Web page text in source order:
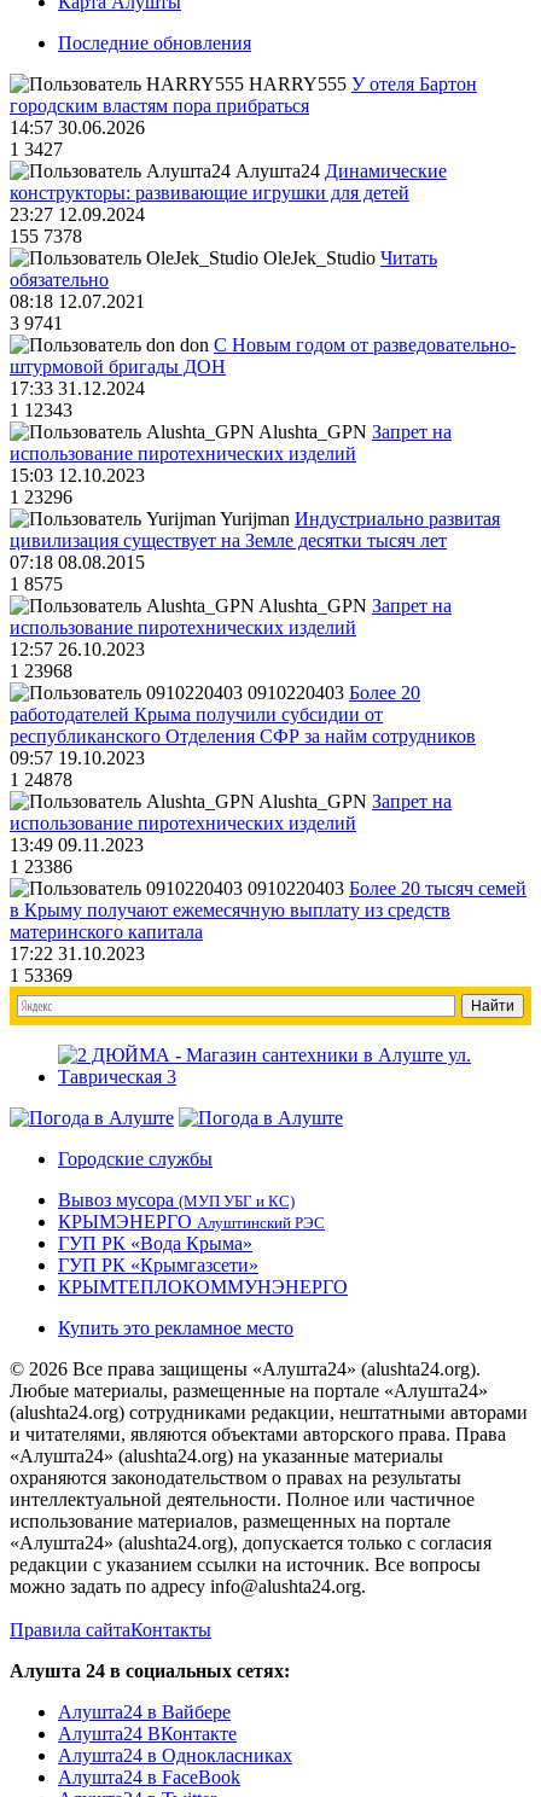
Последние обновления
HARRY555 У отеля Бартон
городским властям пора прибраться
14:57 30.06.2026
1 3427
Алушта24 Динамические
конструкторы: развивающие игрушки для детей
23:27 12.09.2024
155 7378
OleJek_Studio Читать
обязательно
08:18 12.07.2021
3 9741
don С Новым годом от разведовательно-
штурмовой бригады ДОН
17:33 31.12.2024
1 12343
Alushta_GPN Запрет на
использование пиротехнических изделий
15:03 12.10.2023
1 23296
Yurijman Индустриально развитая
цивилизация существует на Земле десятки тысяч лет
07:18 08.08.2015
1 8575
Alushta_GPN Запрет на
использование пиротехнических изделий
12:57 26.10.2023
1 23968
0910220403 Более 20
работодателей Крыма получили субсидии от
республиканского Отделения СФР за найм сотрудников
09:57 19.10.2023
1 24878
Alushta_GPN Запрет на
использование пиротехнических изделий
13:49 09.11.2023
1 23386
0910220403 Более 20 тысяч семей
в Крыму получают ежемесячную выплату из средств
материнского капитала
17:22 31.10.2023
1 53369
Городские службы
Вывоз мусора (МУП УБГ и КС)
КРЫМЭНЕРГО Алуштинский РЭС
ГУП РК «Вода Крыма»
ГУП РК «Крымгазсети»
КРЫМТЕПЛОКОММУНЭНЕРГО
Купить это рекламное место
© 2026 Все права защищены «Алушта24» (alushta24.org).
Любые материалы, размещенные на портале «Алушта24»
(alushta24.org) сотрудниками редакции, нештатными авторами
и читателями, являются объектами авторского права. Права
«Алушта24» (alushta24.org) на указанные материалы
охраняются законодательством о правах на результаты
интеллектуальной деятельности. Полное или частичное
использование материалов, размещенных на портале
«Алушта24» (alushta24.org), допускается только с согласия
редакции с указанием ссылки на источник. Все вопросы
можно задать по адресу info@alushta24.org.
Правила сайтаКонтакты
Алушта 24 в социальных сетях:
Алушта24 в Вайбере
Алушта24 ВКонтакте
Алушта24 в Однокласниках
Алушта24 в FaceBook